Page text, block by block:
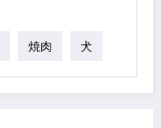
焼肉 犬